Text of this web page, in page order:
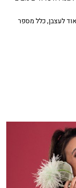
לעצבן, כלל מספר